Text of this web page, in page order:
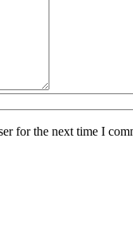
for the next time I